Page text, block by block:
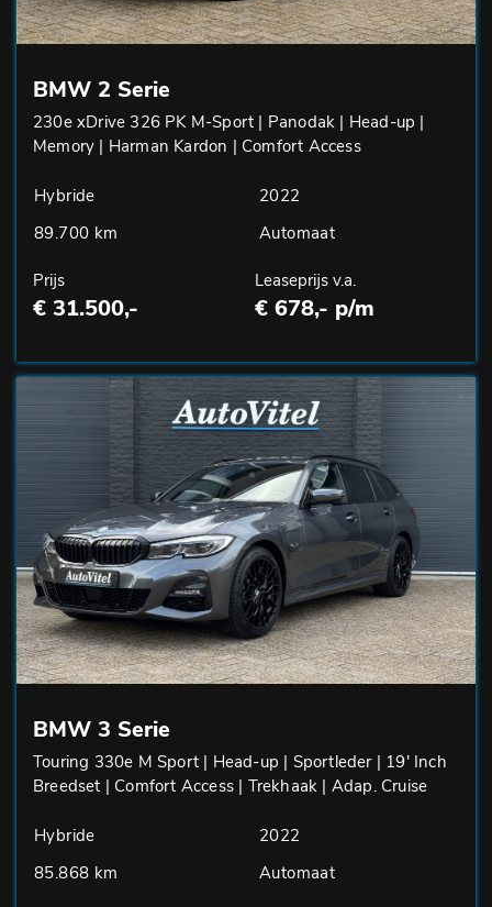
BMW 2 Serie
230e xDrive 326 PK M-Sport | Panodak | Head-up |
Memory | Harman Kardon | Comfort Access
Hybride
2022
89.700 km
Automaat
Prijs
€ 31.500,-
Leaseprijs v.a.
€ 678,- p/m
BMW 3 Serie
Touring 330e M Sport | Head-up | Sportleder | 19' Inch
Breedset | Comfort Access | Trekhaak | Adap. Cruise
Hybride
2022
85.868 km
Automaat